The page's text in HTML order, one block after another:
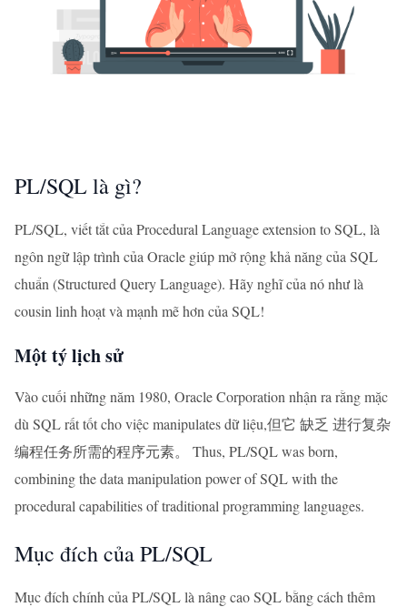
PL/SQL là gì?
PL/SQL, viết tắt của Procedural Language extension to SQL, là
ngôn ngữ lập trình của Oracle giúp mở rộng khả năng của SQL
chuẩn (Structured Query Language). Hãy nghĩ của nó như là
cousin linh hoạt và mạnh mẽ hơn của SQL!
Một tý lịch sử
Vào cuối những năm 1980, Oracle Corporation nhận ra rằng mặc
dù SQL rất tốt cho việc manipulates dữ liệu,但它 缺乏 进行复杂
编程任务所需的程序元素。 Thus, PL/SQL was born,
combining the data manipulation power of SQL with the
procedural capabilities of traditional programming languages.
Mục đích của PL/SQL
Mục đích chính của PL/SQL là nâng cao SQL bằng cách thêm